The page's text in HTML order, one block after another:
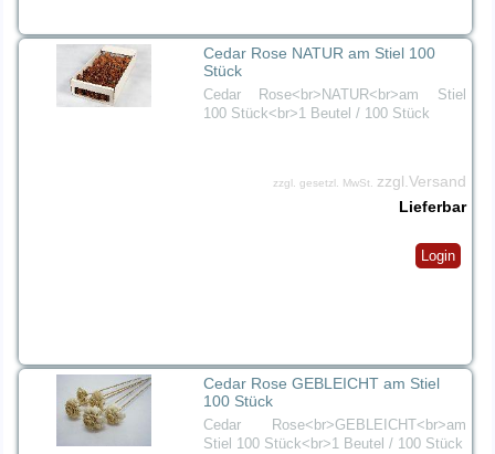
Cedar Rose NATUR am Stiel 100
Stück
Cedar Rose<br>NATUR<br>am Stiel
100 Stück<br>1 Beutel / 100 Stück
zzgl. gesetzl. MwSt. zzgl.Versand
Lieferbar
Login
Cedar Rose GEBLEICHT am Stiel
100 Stück
Cedar Rose<br>GEBLEICHT<br>am
Stiel 100 Stück<br>1 Beutel / 100 Stück